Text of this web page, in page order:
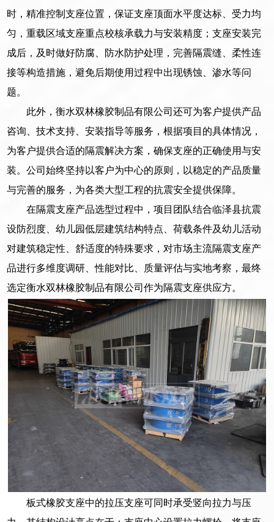
时，精准控制支座位置，保证支座顶面水平度达标、受力均
匀，重载区域支座重点校核承载力与安装精度；支座安装完
成后，及时做好防腐、防水防护处理，完善隔震缝、柔性连
接等构造措施，避免后期使用过程中出现锈蚀、渗水等问
题。
此外，衡水双林橡胶制品有限公司还可为客户提供产品
咨询、技术支持、安装指导等服务，根据项目的具体情况，
为客户提供合适的隔震解决方案，确保支座的正确使用与安
装。公司始终坚持以客户为中心的原则，以稳定的产品质量
与完善的服务，为各类大型工程的抗震安全提供保障。
在隔震支座产品选型过程中，项目团队结合临泽县抗震
设防烈度、幼儿园低层建筑结构特点、荷载条件及幼儿活动
对建筑稳定性、舒适度的特殊要求，对市场主流隔震支座产
品进行多维度调研、性能对比、质量评估与实地考察，最终
选定衡水双林橡胶制品有限公司作为隔震支座供应方。
板式橡胶支座中的拉压支座可同时承受竖向拉力与压